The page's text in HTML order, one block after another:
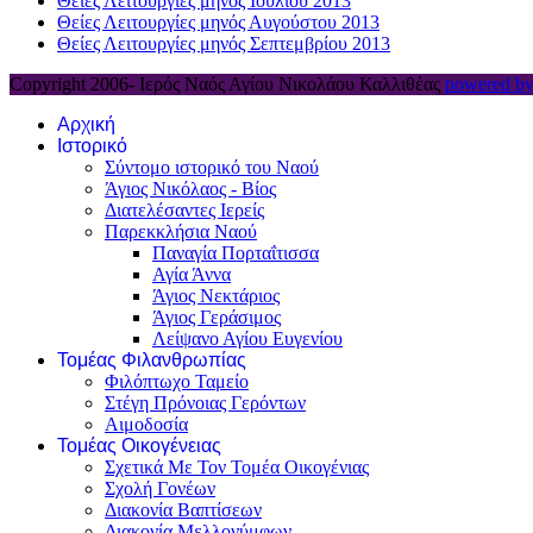
Θείες Λειτουργίες μηνός Αυγούστου 2013
Θείες Λειτουργίες μηνός Σεπτεμβρίου 2013
Copyright 2006- Ιερός Ναός Αγίου Νικολάου Καλλιθέας powered
Αρχική
Ιστορικό
Σύντομο ιστορικό του Ναού
Άγιος Νικόλαος - Βίος
Διατελέσαντες Ιερείς
Παρεκκλήσια Ναού
Παναγία Πορταΐτισσα
Αγία Άννα
Άγιος Νεκτάριος
Άγιος Γεράσιμος
Λείψανο Αγίου Ευγενίου
Τομέας Φιλανθρωπίας
Φιλόπτωχο Ταμείο
Στέγη Πρόνοιας Γερόντων
Αιμοδοσία
Τομέας Οικογένειας
Σχετικά Με Τον Τομέα Οικογένιας
Σχολή Γονέων
Διακονία Βαπτίσεων